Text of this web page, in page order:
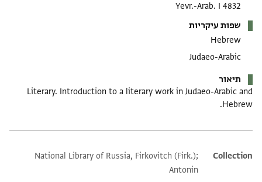
Yevr.-Arab. I 4832
שפות עיקריות
Hebrew
Judaeo-Arabic
תיאור
Literary. Introduction to a literary work in Judaeo-Arabic and
Hebrew.
Additional metadata
Collection
National Library of Russia, Firkovitch (Firk.);
Antonin